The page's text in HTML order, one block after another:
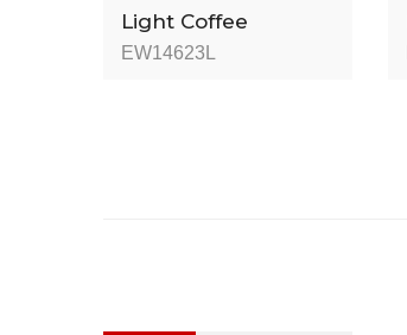
Light Coffee
EW14623L